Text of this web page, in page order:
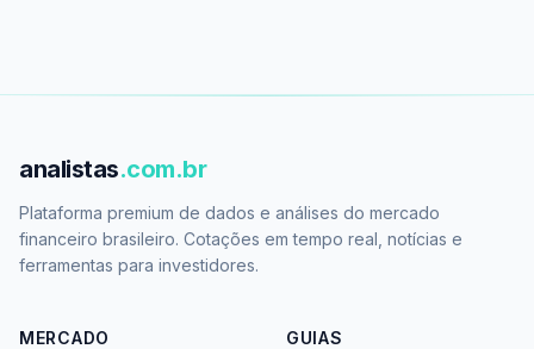
analistas.com.br
Plataforma premium de dados e análises do mercado
financeiro brasileiro. Cotações em tempo real, notícias e
ferramentas para investidores.
MERCADO GUIAS